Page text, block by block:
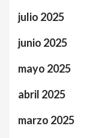
julio 2025
junio 2025
mayo 2025
abril 2025
marzo 2025